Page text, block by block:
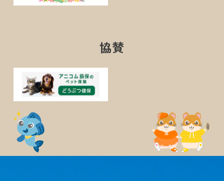
協賛